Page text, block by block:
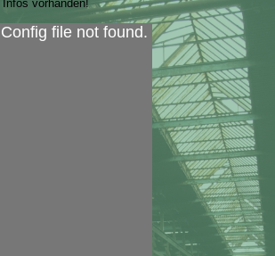
vorhanden!
file not found.